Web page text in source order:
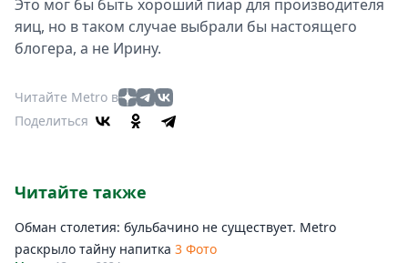
Это мог бы быть хороший пиар для производителя
яиц, но в таком случае выбрали бы настоящего
блогера, а не Ирину.
Читайте Metro в
Поделиться
Читайте также
Обман столетия: бульбачино не существует. Metro
раскрыло тайну напитка 3 Фото